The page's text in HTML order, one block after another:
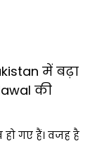
में बढ़ा
की
गए हैं। वजह है